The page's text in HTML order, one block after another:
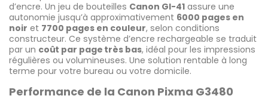
d’encre. Un jeu de bouteilles Canon GI-41 assure une
autonomie jusqu’à approximativement 6000 pages en
noir et 7700 pages en couleur, selon conditions
constructeur. Ce système d’encre rechargeable se traduit
par un coût par page très bas, idéal pour les impressions
régulières ou volumineuses. Une solution rentable à long
terme pour votre bureau ou votre domicile.
Performance de la Canon Pixma G3480